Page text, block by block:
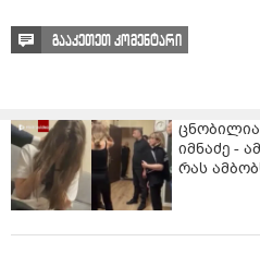
გააკეთეთ კომენტარი
იმნაძე -
რას